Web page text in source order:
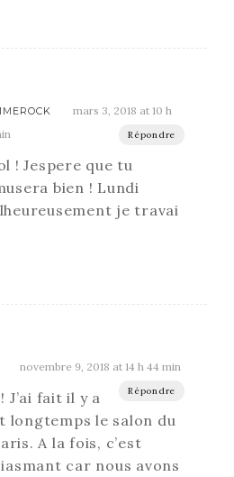
mars 3, 2018 at 10 h
Répondre
! Jespere que tu
bien ! Lundi
je travai
novembre 9, 2018 at 14 h 44 min
Répondre
J’ai fait il y a
le salon du
A la fois, c’est
car nous avons